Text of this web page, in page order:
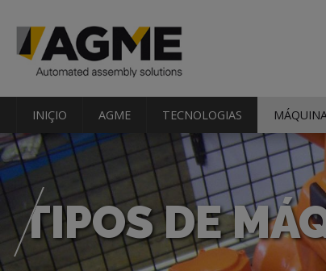
INIÇIO AGME TECNOLOGIAS
TIPOS DE